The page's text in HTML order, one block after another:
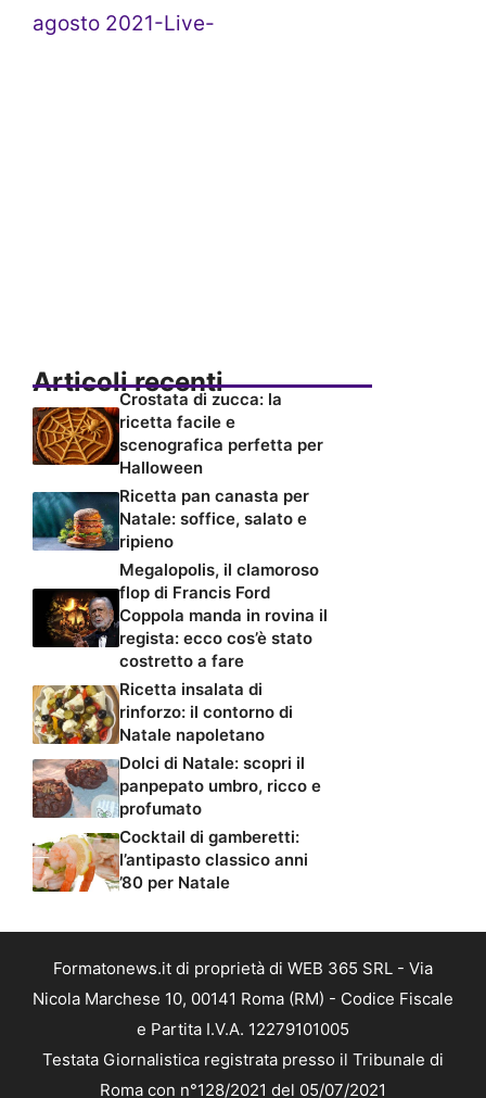
agosto 2021-Live-
Articoli recenti
Crostata di zucca: la
ricetta facile e
scenografica perfetta per
Halloween
Ricetta pan canasta per
Natale: soffice, salato e
ripieno
Megalopolis, il clamoroso
flop di Francis Ford
Coppola manda in rovina il
regista: ecco cos’è stato
costretto a fare
Ricetta insalata di
rinforzo: il contorno di
Natale napoletano
Dolci di Natale: scopri il
panpepato umbro, ricco e
profumato
Cocktail di gamberetti:
l’antipasto classico anni
’80 per Natale
Formatonews.it di proprietà di WEB 365 SRL - Via
Nicola Marchese 10, 00141 Roma (RM) - Codice Fiscale
e Partita I.V.A. 12279101005
Testata Giornalistica registrata presso il Tribunale di
Roma con n°128/2021 del 05/07/2021